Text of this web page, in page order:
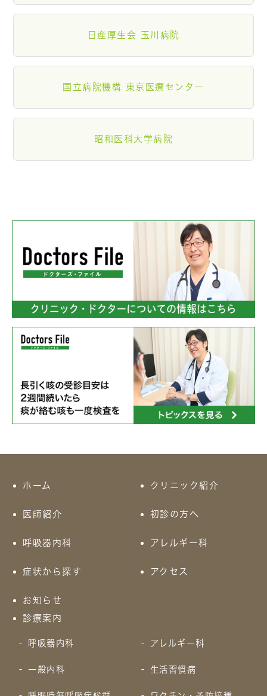
日産厚生会 玉川病院
国立病院機構 東京医療センター
昭和医科大学病院
ホーム クリニック紹介
医師紹介 初診の方へ
呼吸器内科 アレルギー科
症状から探す アクセス
お知らせ
診療案内
呼吸器内科 アレルギー科
一般内科 生活習慣病